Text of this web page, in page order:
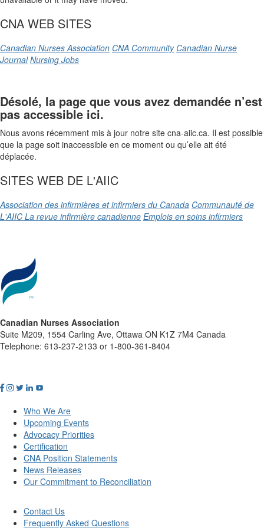
CNA WEB SITES
Canadian Nurses Association CNA Community Canadian Nurse
Journal Nursing Jobs
Désolé, la page que vous avez demandée n’est
pas accessible ici.
Nous avons récemment mis à jour notre site cna-aiic.ca. Il est possible
que la page soit inaccessible en ce moment ou qu’elle ait été
déplacée.
SITES WEB DE L'AIIC
Association des infirmières et infirmiers du Canada Communauté de
L'AIIC La revue infirmière canadienne Emplois en soins infirmiers
Canadian Nurses Association
Suite M209, 1554 Carling Ave, Ottawa ON K1Z 7M4 Canada
Telephone: 613-237-2133 or 1-800-361-8404
Who We Are
Upcoming Events
Advocacy Priorities
Certification
CNA Position Statements
News Releases
Our Commitment to Reconciliation
Contact Us
Frequently Asked Questions